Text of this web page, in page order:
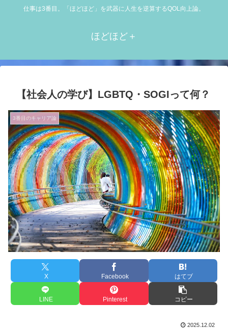
仕事は3番目。「ほどほど」を武器に人生を逆算するQOL向上論。
ほどほど＋
【社会人の学び】LGBTQ・SOGIって何？
3番目のキャリア論
X Facebook はてブ
LINE Pinterest コピー
2025.12.02